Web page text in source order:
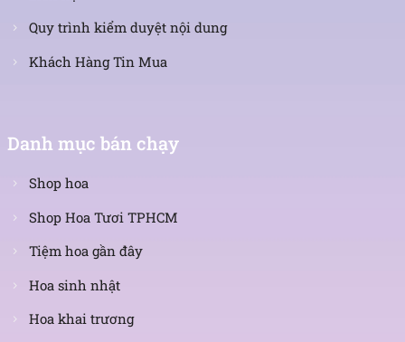
Quy trình kiểm duyệt nội dung
Khách Hàng Tin Mua
Danh mục bán chạy
Shop hoa
Shop Hoa Tươi TPHCM
Tiệm hoa gần đây
Hoa sinh nhật
Hoa khai trương